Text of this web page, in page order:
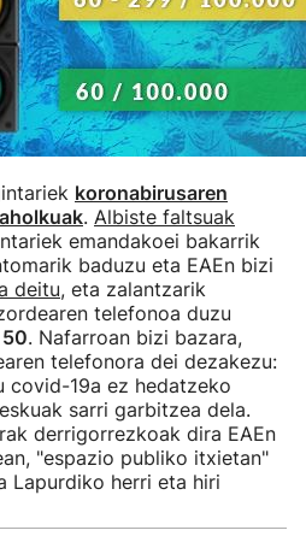
koronabirusaren
. Albiste faltsuak
emandakoei bakarrik
baduzu eta EAEn bizi
deitu, eta zalantzarik
telefonoa duzu
. Nafarroan bizi bazara,
telefonora dei dezakezu:
covid-19a ez hedatzeko
sarri garbitzea dela.
derrigorrezkoak dira EAEn
"espazio publiko itxietan"
Lapurdiko herri eta hiri